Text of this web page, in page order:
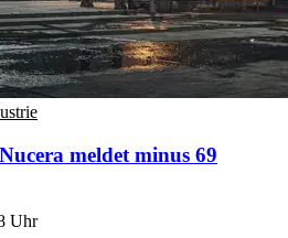
meldet minus 69
Uhr